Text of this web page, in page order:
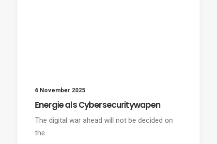
6 November 2025
Energie als Cybersecuritywapen
The digital war ahead will not be decided on
the…